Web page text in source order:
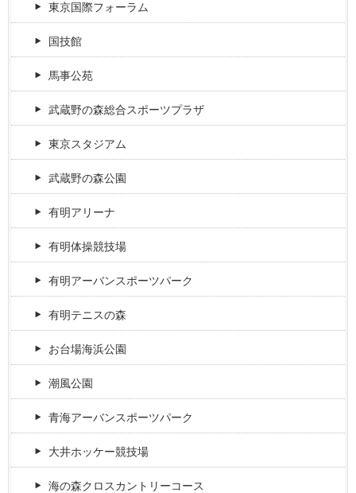
東京国際フォーラム
国技館
馬事公苑
武蔵野の森総合スポーツプラザ
東京スタジアム
武蔵野の森公園
有明アリーナ
有明体操競技場
有明アーバンスポーツパーク
有明テニスの森
お台場海浜公園
潮風公園
青海アーバンスポーツパーク
大井ホッケー競技場
海の森クロスカントリーコース